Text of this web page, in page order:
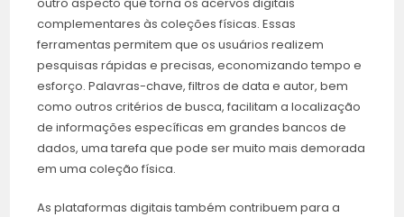
outro aspecto que torna os acervos digitais
complementares às coleções físicas. Essas
ferramentas permitem que os usuários realizem
pesquisas rápidas e precisas, economizando tempo e
esforço. Palavras-chave, filtros de data e autor, bem
como outros critérios de busca, facilitam a localização
de informações específicas em grandes bancos de
dados, uma tarefa que pode ser muito mais demorada
em uma coleção física.
As plataformas digitais também contribuem para a